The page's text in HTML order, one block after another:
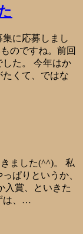
に応募しまし
のですね。前回
た。 今年はか
くて、ではな
ました(^^)。 私
ぱりというか、
入賞、といきた
は、…